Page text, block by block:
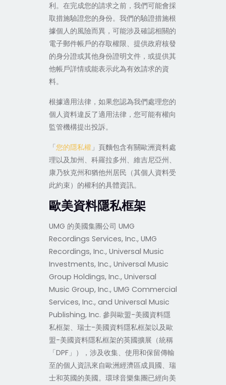
利。在完成您的請求之前，我們可能會採
取措施驗證您的身份。我們的驗證措施根
據個人的風險而異，可能涉及確認相關的
電子郵件帳戶的存取權限、提供政府核發
的身分證或其他身份證明文件，或提供其
他帳戶詳情或能表示此為有效請求的資
料。
根據適用法律，如果您認為我們處理您的
個人資料違反了適用法律，您可能有權向
監管機構提出投訴。
「您的隱私權」頁麵包含有關歐洲資料處
理以及加州、科羅拉多州、維吉尼亞州、
康乃狄克州和猶他州居民（其個人資料受
此約束）的權利的具體資訊。
歐美資料隱私框架
UMG 的美國集團公司 UMG
Recordings Services, Inc., UMG
Recordings, Inc., Universal Music
Investments, Inc., Universal Music
Group Holdings, Inc., Universal
Music Group, Inc., UMG Commercial
Services, Inc., and Universal Music
Publishing, Inc. 參與歐盟-美國資料隱
私框架、瑞士-美國資料隱私框架以及歐
盟-美國資料隱私框架的英國擴展（統稱
「DPF」），涉及收集、使用和保留傳輸
至的個人資訊來自歐洲經濟區成員國、瑞
士和英國的美國。環球音樂集團已經向美